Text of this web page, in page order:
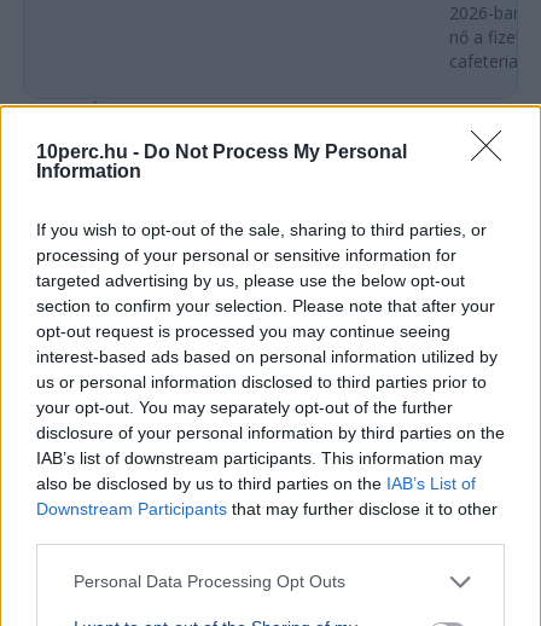
10perc.hu - Do Not Process My Personal
Information
If you wish to opt-out of the sale, sharing to third parties, or
processing of your personal or sensitive information for
targeted advertising by us, please use the below opt-out
section to confirm your selection. Please note that after your
opt-out request is processed you may continue seeing
interest-based ads based on personal information utilized by
us or personal information disclosed to third parties prior to
your opt-out. You may separately opt-out of the further
disclosure of your personal information by third parties on the
IAB’s list of downstream participants. This information may
also be disclosed by us to third parties on the IAB’s List of
Downstream Participants that may further disclose it to other
Personal Data Processing Opt Outs
2026-ban
nő a
cafeteria
GAZDASÁG 2026. augusztus 4.
Hadházy Ákos: Ősfideszesek százszoros áron
vehettek földet Paks 2 bővítésére